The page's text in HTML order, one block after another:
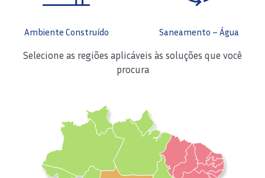
Ambiente Construído Saneamento – Água
Selecione as regiões aplicáveis às soluções que você
procura